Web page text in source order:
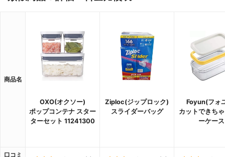
商品名
OXO(オクソー)
ポップコンテナ スター
ターセット 11241300
Ziploc(ジップロック)
スライダーバッグ
Foyun(フォ
カットできち
ーケース
口コミ